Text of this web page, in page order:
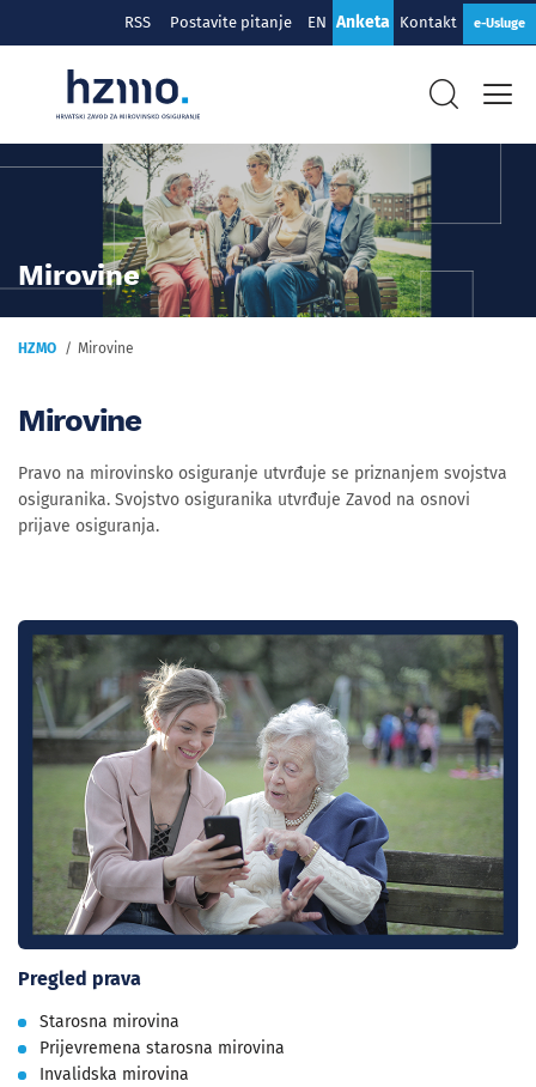
RSS Postavite pitanje EN Anketa Kontakt e-Usluge
Mirovine
HZMO Mirovine
Mirovine
Pravo na mirovinsko osiguranje utvrđuje se priznanjem svojstva
osiguranika. Svojstvo osiguranika utvrđuje Zavod na osnovi
prijave osiguranja.
Pregled prava
Starosna mirovina
Prijevremena starosna mirovina
Invalidska mirovina